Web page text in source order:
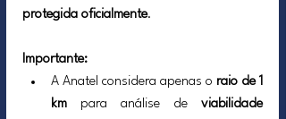
protegida oficialmente.
Importante:
A Anatel considera apenas o raio de 1
km para análise de viabilidade